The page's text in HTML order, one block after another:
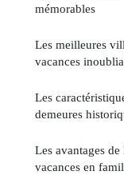
mémorables
Les meilleures
vacances
Les
demeures
Les avantages
vacances en